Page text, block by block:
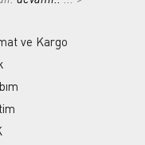
ve Kargo